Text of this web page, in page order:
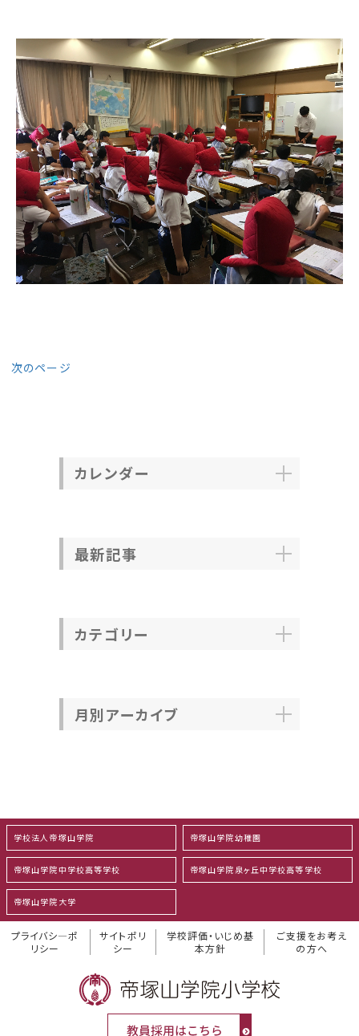
次のページ
カレンダー
最新記事
カテゴリー
月別アーカイブ
学校法人帝塚山学院 帝塚山学院幼稚園
帝塚山学院中学校高等学校 帝塚山学院泉ヶ丘中学校高等学校
帝塚山学院大学
プライバシ―ポ
リシー
サイトポリ
シー
学校評価・いじめ基
本方針
ご支援をお考え
の方へ